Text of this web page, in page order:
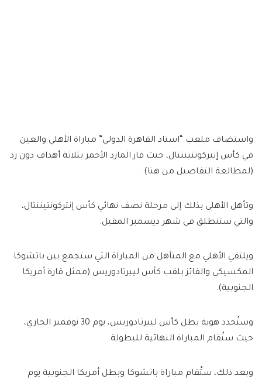
واستضاف ملعب “استاد القاهرة الدولي” مباراة الأهلي والعين
في كأس إنتركونتيننتال، حيث فاز المارد الأحمر بثلاثة أهداف دون رد
(لمطالعة التفاصيل من هنا).
وتأهل الأهلي بذلك إلى مرحلة نصف نهائي كأس إنتركونتيننتال،
والتي ستنطلق في شهر ديسمبر المقبل.
ويلتقي الأهلي مع المتأهل من المباراة التي ستجمع بين باتشوكا
المكسيكي والفائز بلقب كأس ليبرتادوريس (ممثل قارة أمريكا
الجنوبية).
وستُحدد هوية بطل كأس ليبرتادوريس، يوم 30 نوفمبر الجاري،
حيث ستُقام المباراة النهائية للبطولة.
وبعد ذلك، ستُقام مباراة باتشوكا وبطل أمريكا الجنوبية يوم